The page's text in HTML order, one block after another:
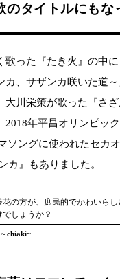
のタイトルにもな
歌った『たき火』の中
カ、サザンカ咲いた道
大川栄策が歌った『さ
2018年平昌オリンピッ
ソングに使われたセカ
カ』もありました。
花の方が、庶民的でかわいら
しょうか？
chiaki~